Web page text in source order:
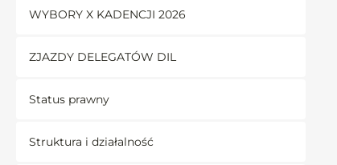
WYBORY X KADENCJI 2026
ZJAZDY DELEGATÓW DIL
Status prawny
Struktura i działalność